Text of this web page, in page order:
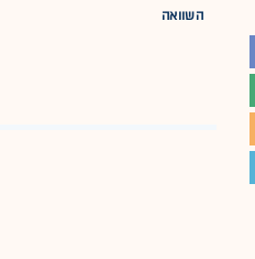
השוואה